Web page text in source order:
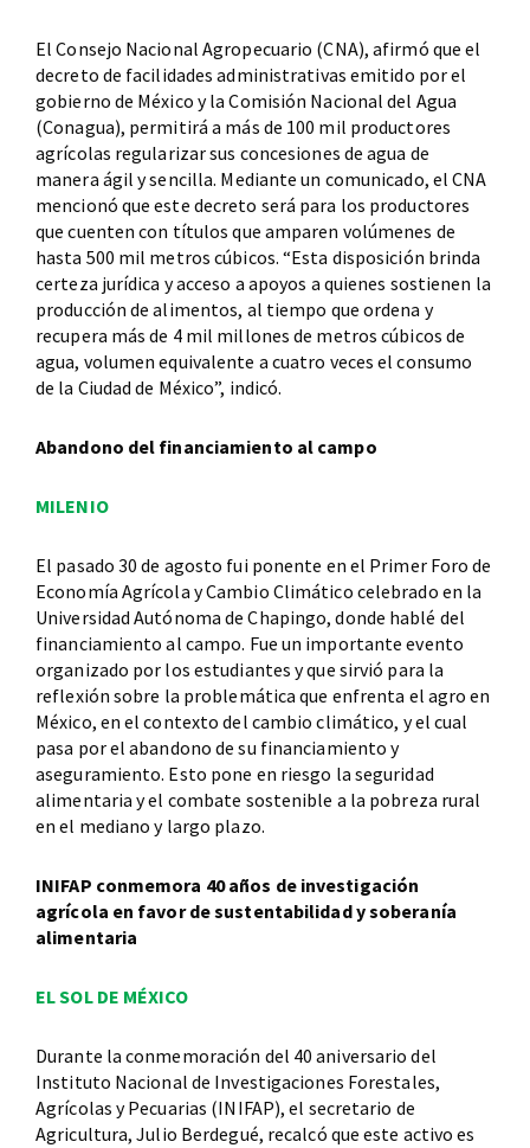
El Consejo Nacional Agropecuario (CNA), afirmó que el
decreto de facilidades administrativas emitido por el
gobierno de México y la Comisión Nacional del Agua
(Conagua), permitirá a más de 100 mil productores
agrícolas regularizar sus concesiones de agua de
manera ágil y sencilla. Mediante un comunicado, el CNA
mencionó que este decreto será para los productores
que cuenten con títulos que amparen volúmenes de
hasta 500 mil metros cúbicos. “Esta disposición brinda
certeza jurídica y acceso a apoyos a quienes sostienen la
producción de alimentos, al tiempo que ordena y
recupera más de 4 mil millones de metros cúbicos de
agua, volumen equivalente a cuatro veces el consumo
de la Ciudad de México”, indicó.
Abandono del financiamiento al campo
MILENIO
El pasado 30 de agosto fui ponente en el Primer Foro de
Economía Agrícola y Cambio Climático celebrado en la
Universidad Autónoma de Chapingo, donde hablé del
financiamiento al campo. Fue un importante evento
organizado por los estudiantes y que sirvió para la
reflexión sobre la problemática que enfrenta el agro en
México, en el contexto del cambio climático, y el cual
pasa por el abandono de su financiamiento y
aseguramiento. Esto pone en riesgo la seguridad
alimentaria y el combate sostenible a la pobreza rural
en el mediano y largo plazo.
INIFAP conmemora 40 años de investigación
agrícola en favor de sustentabilidad y soberanía
alimentaria
EL SOL DE MÉXICO
Durante la conmemoración del 40 aniversario del
Instituto Nacional de Investigaciones Forestales,
Agrícolas y Pecuarias (INIFAP), el secretario de
Agricultura, Julio Berdegué, recalcó que este activo es